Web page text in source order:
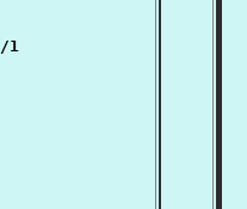
/1